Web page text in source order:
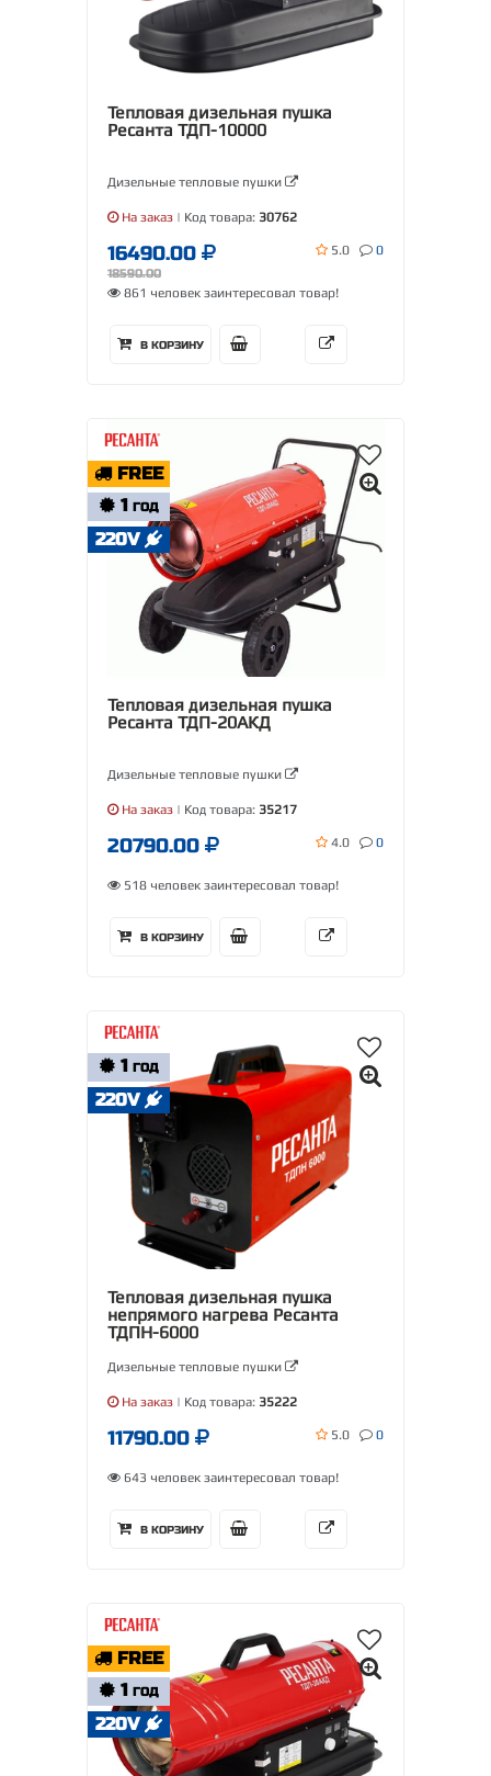
Тепловая дизельная пушка
Ресанта ТДП-10000
Дизельные тепловые пушки
На заказ | Код товара: 30762
16490.00
18590.00
5.0 0
861 человек заинтересовал товар!
В КОРЗИНУ
FREE
1 ГОД
220V
Тепловая дизельная пушка
Ресанта ТДП-20АКД
Дизельные тепловые пушки
На заказ | Код товара: 35217
20790.00 4.0 0
518 человек заинтересовал товар!
В КОРЗИНУ
1 ГОД
220V
Тепловая дизельная пушка
непрямого нагрева Ресанта
ТДПН-6000
Дизельные тепловые пушки
На заказ | Код товара: 35222
11790.00 5.0 0
643 человек заинтересовал товар!
В КОРЗИНУ
FREE
1 ГОД
220V